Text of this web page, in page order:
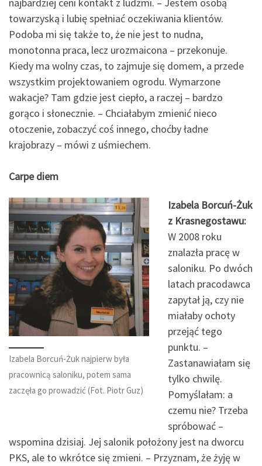
towarzyską i lubię spełniać oczekiwania klientów.
Podoba mi się także to, że nie jest to nudna,
monotonna praca, lecz urozmaicona – przekonuje.
Kiedy ma wolny czas, to zajmuje się domem, a przede
wszystkim projektowaniem ogrodu. Wymarzone
wakacje? Tam gdzie jest ciepło, a raczej – bardzo
gorąco i słonecznie. – Chciałabym zmienić nieco
otoczenie, zobaczyć coś innego, choćby ładne
krajobrazy – mówi z uśmiechem.
Carpe diem
Izabela Borcuń-Żuk najpierw była
pracownicą saloniku, potem sama
zaczęła go prowadzić (Fot. Piotr Guz)
Izabela Borcuń-Żuk
z Krasnegostawu:
W 2008 roku
znalazła pracę w
saloniku. Po dwóch
latach pracodawca
zapytał ją, czy nie
miałaby ochoty
przejąć tego
punktu. –
Zastanawiałam się
tylko chwilę.
Pomyślałam: a
czemu nie? Trzeba
spróbować –
wspomina dzisiaj. Jej salonik położony jest na dworcu
PKS, ale to wkrótce się zmieni. – Przyznam, że żyję w